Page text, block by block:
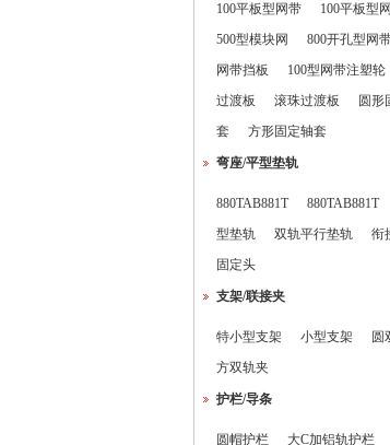
100平板型网带
100平板型
500型模块网
800开孔型网
网带挡板
100型网带注塑轮
过渡板
滚珠过渡板
圆形
套
方形固定轴套
弯座/平型垫轨
880TAB881T 880TAB881T
型垫轨
双轨平行垫轨
衔
固定头
支架/联接夹
特小型支架 小型支架
圆
方双轨夹
护栏/导条
圆帽护栏 大C加铝轨护栏